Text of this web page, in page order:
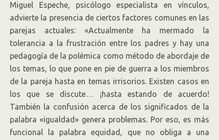
Miguel Espeche, psicólogo especialista en vínculos,
advierte la presencia de ciertos factores comunes en las
parejas actuales: «Actualmente ha mermado la
tolerancia a la frustración entre los padres y hay una
pedagogía de la polémica como método de abordaje de
los temas, lo que pone en pie de guerra a los miembros
de la pareja hasta en temas irrisorios. Existen casos en
los que se discute… ¡hasta estando de acuerdo!
También la confusión acerca de los significados de la
palabra «igualdad» genera problemas. Por eso, es más
funcional la palabra equidad, que no obliga a una